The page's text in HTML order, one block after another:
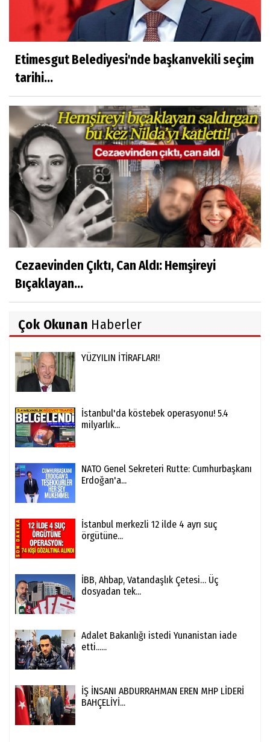
Etimesgut Belediyesi'nde başkanvekili seçim
tarihi...
Cezaevinden Çıktı, Can Aldı: Hemşireyi
Bıçaklayan...
Çok Okunan Haberler
YÜZYILIN İTİRAFLARI!
İstanbul'da köstebek operasyonu! 5.4
milyarlık...
NATO Genel Sekreteri Rutte: Cumhurbaşkanı
Erdoğan'a...
İstanbul merkezli 12 ilde 4 ayrı suç
örgütüne...
İBB, Ahbap, Vatandaşlık Çetesi… Üç
dosyadan tek...
Adalet Bakanlığı istedi Yunanistan iade
etti......
İŞ İNSANI ABDURRAHMAN EREN MHP LİDERİ
BAHÇELİYİ...